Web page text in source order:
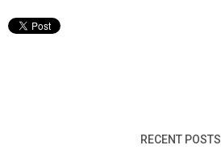
RECENT POSTS